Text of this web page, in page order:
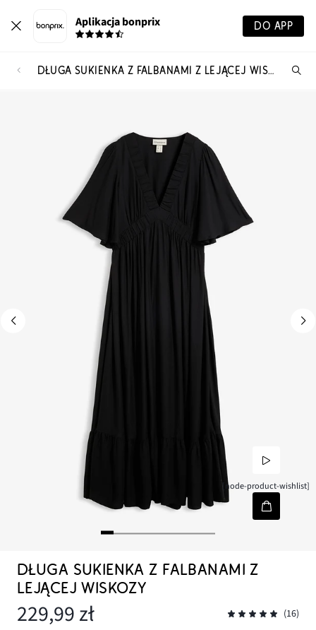
Aplikacja bonprix DO APP
DŁUGA SUKIENKA Z FALBANAMI Z LEJĄCEJ WISKOZY
[node-product-wishlist]
DŁUGA SUKIENKA Z FALBANAMI Z
LEJĄCEJ WISKOZY
229,99 zł (16)